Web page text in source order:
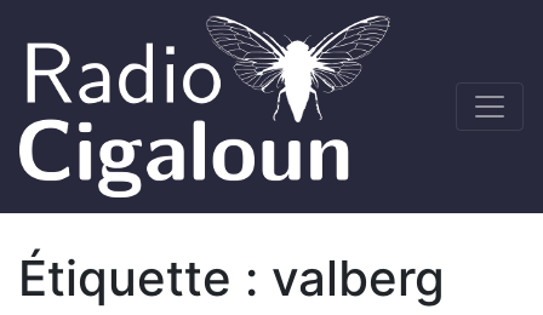
Étiquette : valberg